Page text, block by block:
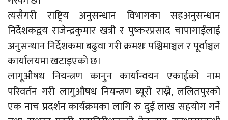
त्यसैगरी राष्ट्रिय अनुसन्धान विभागका सहअनुसन्धान
निर्देशकद्वय राजेन्द्रकुमार खत्री र पुष्करप्रसाद चापागाईंलाई
अनुसन्धान निर्देशकमा बढुवा गरी क्रमशः पश्चिमाञ्चल र पूर्वाञ्चल
कार्यालयमा खटाइएको छ।
लागूऔषध नियन्त्रण कानुन कार्यान्वयन एकाईको नाम
परिवर्तन गरी लागुऔषध नियन्त्रण ब्यूरो राख्ने, ललितपुरको
एक नाच प्रदर्शन कार्यक्रमका लागि रु दुई लाख सहयोग गर्ने